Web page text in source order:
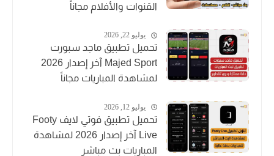
القنوات والأفلام مجاناً
يوليو 22, 2026
تحميل تطبيق ماجد سبورت
Majed Sport آخر إصدار 2026
لمشاهدة المباريات مجاناً
يوليو 12, 2026
تحميل تطبيق فوتي لايف Footy
Live آخر إصدار 2026 لمشاهدة
المباريات بث مباشر